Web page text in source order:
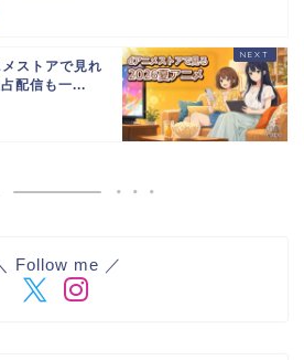
ストアで見れ
配信も一...
Follow me ／